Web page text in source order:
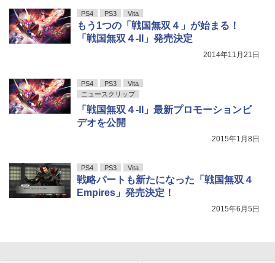
PS4 PS3 Vita
もう1つの「戦国無双４」が始まる！
「戦国無双４-II」発売決定
2014年11月21日
PS4 PS3
Vita
ニュースクリップ
「戦国無双４-II」最新プロモーションビ
デオを公開
2015年1月8日
PS4 PS3 Vita
戦略パートも新たになった「戦国無双４
Empires」発売決定！
2015年6月5日